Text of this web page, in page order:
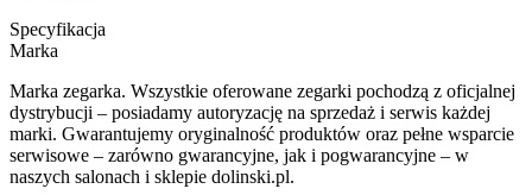
Specyfikacja
Marka
Marka zegarka. Wszystkie oferowane zegarki pochodzą z oficjalnej
dystrybucji – posiadamy autoryzację na sprzedaż i serwis każdej
marki. Gwarantujemy oryginalność produktów oraz pełne wsparcie
serwisowe – zarówno gwarancyjne, jak i pogwarancyjne – w
naszych salonach i sklepie dolinski.pl.